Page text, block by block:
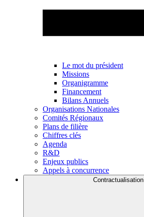
Le mot du président
Missions
Organigramme
Financement
Bilans Annuels
Organisations Nationales
Comités Régionaux
Plans de filière
Chiffres clés
Agenda
R&D
Enjeux publics
Appels à concurrence
Contractualisation